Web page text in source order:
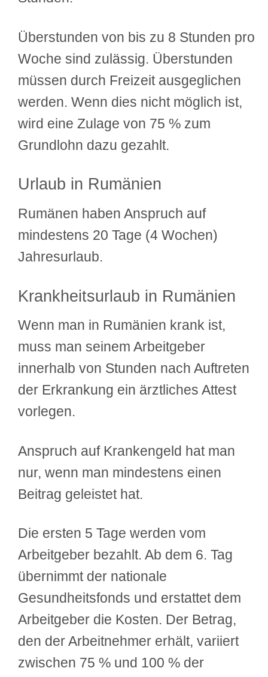
Überstunden von bis zu 8 Stunden pro
Woche sind zulässig. Überstunden
müssen durch Freizeit ausgeglichen
werden. Wenn dies nicht möglich ist,
wird eine Zulage von 75 % zum
Grundlohn dazu gezahlt.
Urlaub in Rumänien
Rumänen haben Anspruch auf
mindestens 20 Tage (4 Wochen)
Jahresurlaub.
Krankheitsurlaub in Rumänien
Wenn man in Rumänien krank ist,
muss man seinem Arbeitgeber
innerhalb von Stunden nach Auftreten
der Erkrankung ein ärztliches Attest
vorlegen.
Anspruch auf Krankengeld hat man
nur, wenn man mindestens einen
Beitrag geleistet hat.
Die ersten 5 Tage werden vom
Arbeitgeber bezahlt. Ab dem 6. Tag
übernimmt der nationale
Gesundheitsfonds und erstattet dem
Arbeitgeber die Kosten. Der Betrag,
den der Arbeitnehmer erhält, variiert
zwischen 75 % und 100 % der